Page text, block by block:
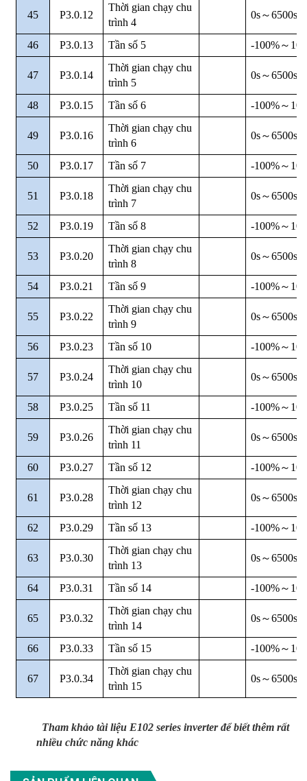
45 P3.0.12
Thời gian chạy chu
trình 4
0s～6500s
46 P3.0.13 Tần số 5 -100%～
47 P3.0.14
Thời gian chạy chu
trình 5
0s～6500s
48 P3.0.15 Tần số 6 -100%～
49 P3.0.16
Thời gian chạy chu
trình 6
0s～6500s
50 P3.0.17 Tần số 7 -100%～
51 P3.0.18
Thời gian chạy chu
trình 7
0s～6500s
52 P3.0.19 Tần số 8 -100%～
53 P3.0.20
Thời gian chạy chu
trình 8
0s～6500s
54 P3.0.21 Tần số 9 -100%～
55 P3.0.22
Thời gian chạy chu
trình 9
0s～6500s
56 P3.0.23 Tần số 10 -100%～
57 P3.0.24
Thời gian chạy chu
trình 10
0s～6500s
58 P3.0.25 Tần số 11 -100%～
59 P3.0.26
Thời gian chạy chu
trình 11
0s～6500s
60 P3.0.27 Tần số 12 -100%～
61 P3.0.28
Thời gian chạy chu
trình 12
0s～6500s
62 P3.0.29 Tần số 13 -100%～
63 P3.0.30
Thời gian chạy chu
trình 13
0s～6500s
64 P3.0.31 Tần số 14 -100%～
65 P3.0.32
Thời gian chạy chu
trình 14
0s～6500s
66 P3.0.33 Tần số 15 -100%～
67 P3.0.34
Thời gian chạy chu
trình 15
0s～6500s
Tham khảo tài liệu E102 series inverter để biết thêm rất
nhiều chức năng khác